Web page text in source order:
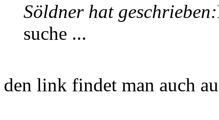
Söldner hat geschrieben:
suche ...
den link findet man auch